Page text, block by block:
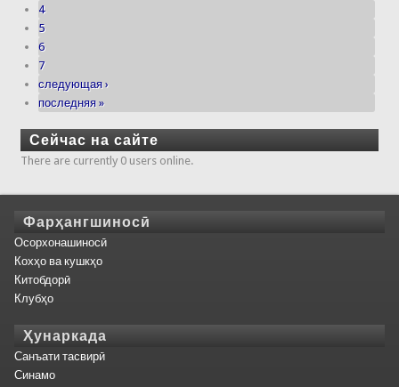
4
5
6
7
следующая ›
последняя »
Сейчас на сайте
There are currently 0 users online.
Фарҳангшиносӣ
Осорхонашиносӣ
Кохҳо ва кушкҳо
Китобдорӣ
Клубҳо
Ҳунаркада
Санъати тасвирӣ
Синамо